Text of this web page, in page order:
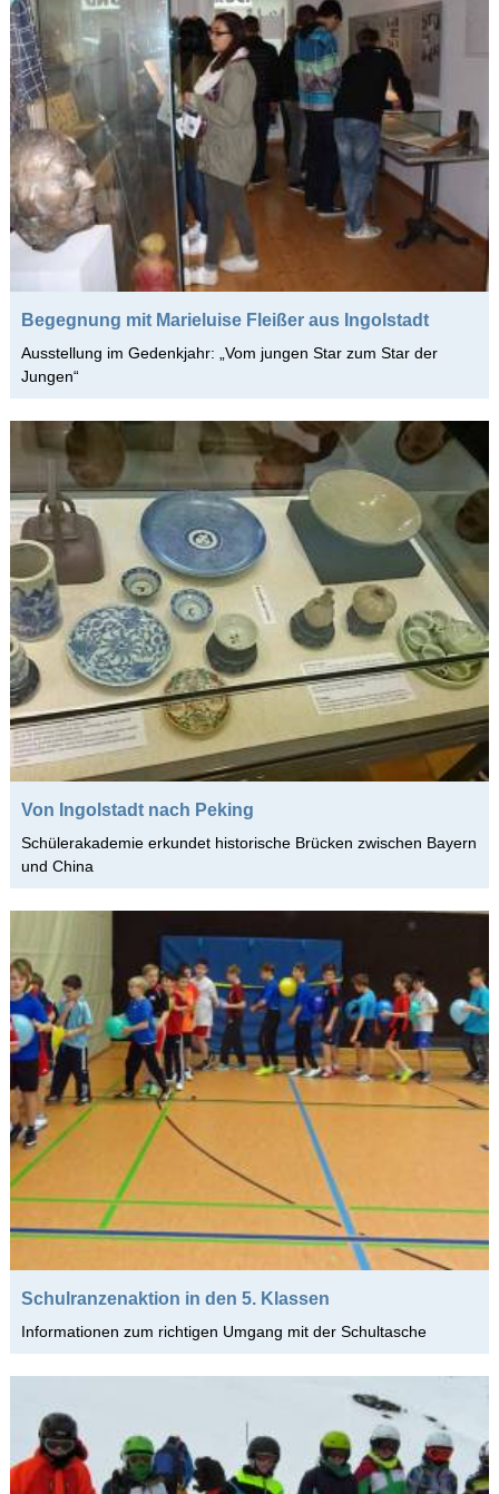
Begegnung mit Marieluise Fleißer aus Ingolstadt
Ausstellung im Gedenkjahr: „Vom jungen Star zum Star der
Jungen“
Von Ingolstadt nach Peking
Schülerakademie erkundet historische Brücken zwischen Bayern
und China
Schulranzenaktion in den 5. Klassen
Informationen zum richtigen Umgang mit der Schultasche